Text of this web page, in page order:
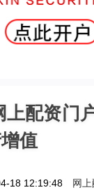
上配资门
值
18 12:19:48 网